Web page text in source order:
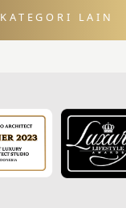
KATEGORI LAIN